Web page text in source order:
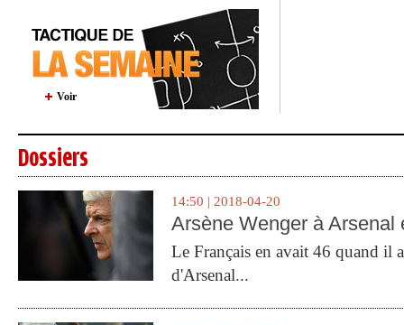
Voir
Dossiers
14:50 | 2018-04-20
Arsène Wenger à Arsenal
Le Français en avait 46 quand il
d'Arsenal...